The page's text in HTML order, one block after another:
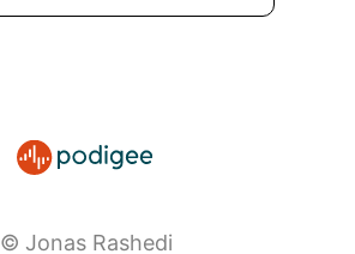
© Jonas Rashedi